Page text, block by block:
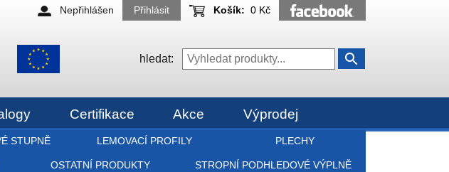
Nepřihlášen Přihlásit Košík: 0 Kč
hledat:
STUPNĚ LEMOVACÍ PROFILY PLECHY
OSTATNÍ PRODUKTY STROPNÍ PODHLEDOVÉ VÝPLNĚ
Certifikace Akce Výprodej